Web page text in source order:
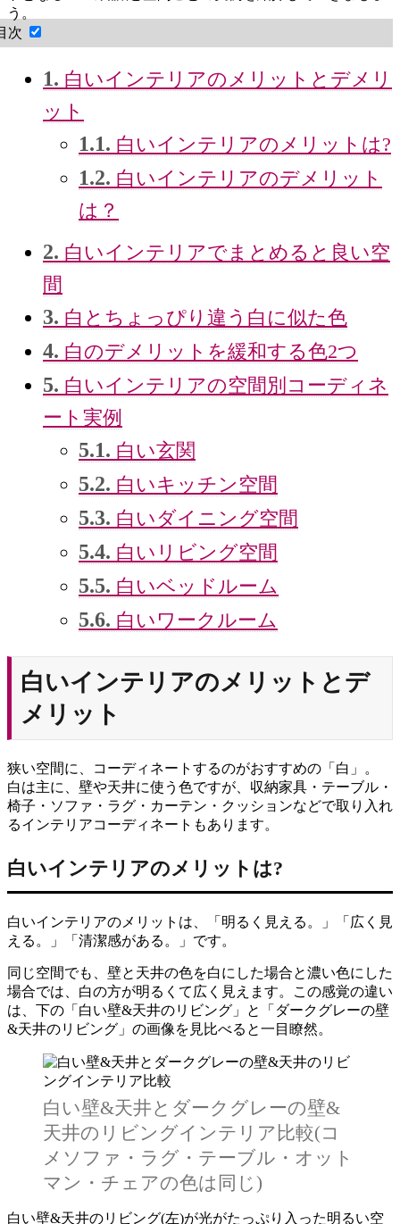
う。
次
1. 白いインテリアのメリットとデメリ
ット
1.1. 白いインテリアのメリットは?
1.2. 白いインテリアのデメリット
は？
2. 白いインテリアでまとめると良い空
間
3. 白とちょっぴり違う白に似た色
4. 白のデメリットを緩和する色2つ
5. 白いインテリアの空間別コーディネ
ート実例
5.1. 白い玄関
5.2. 白いキッチン空間
5.3. 白いダイニング空間
5.4. 白いリビング空間
5.5. 白いベッドルーム
5.6. 白いワークルーム
白いインテリアのメリットとデ
メリット
狭い空間に、コーディネートするのがおすすめの「白」。
白は主に、壁や天井に使う色ですが、収納家具・テーブル・
椅子・ソファ・ラグ・カーテン・クッションなどで取り入れ
るインテリアコーディネートもあります。
白いインテリアのメリットは?
白いインテリアのメリットは、「明るく見える。」「広く見
える。」「清潔感がある。」です。
同じ空間でも、壁と天井の色を白にした場合と濃い色にした
場合では、白の方が明るくて広く見えます。この感覚の違い
は、下の「白い壁&天井のリビング」と「ダークグレーの壁
&天井のリビング」の画像を見比べると一目瞭然。
白い壁&天井とダークグレーの壁&
天井のリビングインテリア比較(コ
メソファ・ラグ・テーブル・オット
マン・チェアの色は同じ)
白い壁&天井のリビング(左)が光がたっぷり入った明るい空